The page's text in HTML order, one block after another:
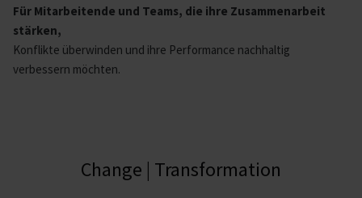
Für Mitarbeitende und Teams, die ihre Zusammenarbeit
stärken,
Konflikte überwinden und ihre Performance nachhaltig
verbessern möchten.
Change | Transformation